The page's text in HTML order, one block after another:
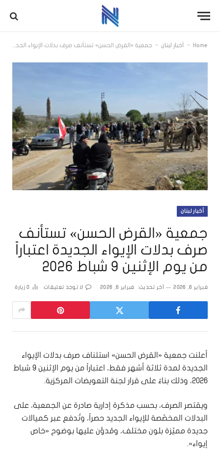
Home
- أخبار لبنان - جمعية «القرض الحسن» تستأنف صرف بدلات الإيواء الجديدة اعتباراً من يوم الإثنين 9 شباط 2026
أخبار لبنان
جمعية «القرض الحسن» تستأنف
صرف بدلات الإيواء الجديدة اعتباراً
من يوم الإثنين 9 شباط 2026
فبراير 6, 2026 آخر تحديث: فبراير 6, 2026 لا توجد تعليقات 0 زيارة
أعلنت جمعية «القرض الحسن» استئناف صرف بدلات الإيواء
الجديدة لمدة ثلاثة أشهر فقط، اعتباراً من يوم الإثنين 9 شباط
2026، وذلك بناءً على قرار لجنة التعويضات المركزية.
ويقتصر الصرف، بحسب مذكرة إدارية صادرة عن الجمعية، على
البدلات المخصّصة للإيواء الجديد حصراً، وتُدفع عبر كميالات
جديدة مميّزة بلون مختلف، ومُدوَّن عليها بوضوح «خاص
إيواء».